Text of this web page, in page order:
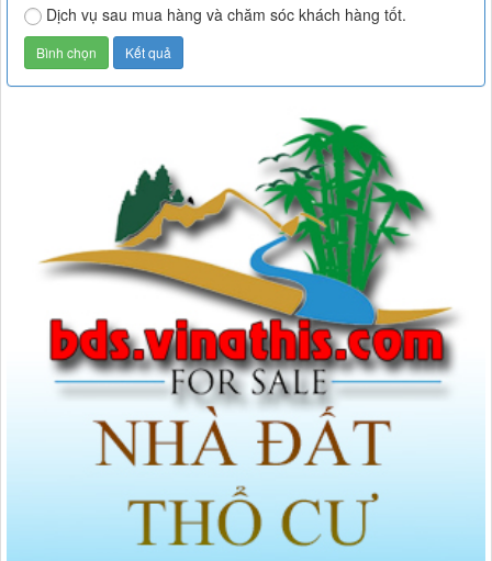
Dịch vụ sau mua hàng và chăm sóc khách hàng tốt.